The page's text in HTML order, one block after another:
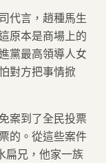
代言，趙種馬生
原本是商場上的
黨最高領導人女
對方把事情掀
案到了全民投票
的。從這些案件
扁兄，他家一族